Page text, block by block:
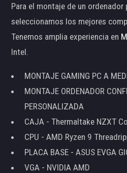
Para el montaje de un ordenador
seleccionamos los mejores
Tenemos amplia experiencia en
Intel.
MONTAJE GAMING PC A
MONTAJE ORDENADOR
PERSONALIZADA
CAJA - Thermaltake NZXT
CPU - AMD Ryzen 9
PLACA BASE - ASUS EVGA
VGA - NVIDIA AMD